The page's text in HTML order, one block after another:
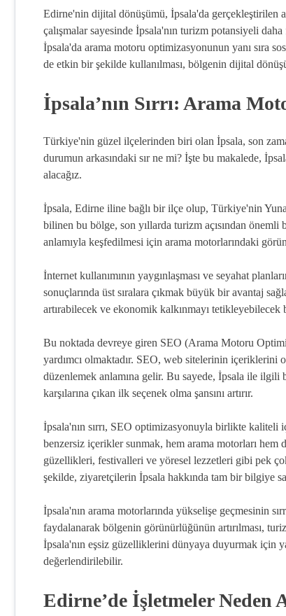
Edirne'nin dijital dönüşümü, İpsala'da gerçekleştirilen
çalışmalar sayesinde İpsala'nın turizm potansiyeli
İpsala'da arama motoru optimizasyonunun yanı sıra
de etkin bir şekilde kullanılması, bölgenin dijital
İpsala’nın Sırrı: Arama
Türkiye'nin güzel ilçelerinden biri olan İpsala, son
durumun arkasındaki sır ne mi? İşte bu makalede,
alacağız.
İpsala, Edirne iline bağlı bir ilçe olup, Türkiye'nin
bilinen bu bölge, son yıllarda turizm açısından
anlamıyla keşfedilmesi için arama motorlarındaki
İnternet kullanımının yaygınlaşması ve seyahat
sonuçlarında üst sıralara çıkmak büyük bir avantaj
artırabilecek ve ekonomik kalkınmayı tetikleyebilecek
Bu noktada devreye giren SEO (Arama Motoru
yardımcı olmaktadır. SEO, web sitelerinin içeriklerini
düzenlemek anlamına gelir. Bu sayede, İpsala ile
karşılarına çıkan ilk seçenek olma şansını artırır.
İpsala'nın sırrı, SEO optimizasyonuyla birlikte
benzersiz içerikler sunmak, hem arama motorları
güzellikleri, festivalleri ve yöresel lezzetleri gibi pek
şekilde, ziyaretçilerin İpsala hakkında tam bir bilgiye
İpsala'nın arama motorlarında yükselişe geçmesinin
faydalanarak bölgenin görünürlüğünün artırılması,
İpsala'nın eşsiz güzelliklerini dünyaya duyurmak için
değerlendirilebilir.
Edirne’de İşletmeler